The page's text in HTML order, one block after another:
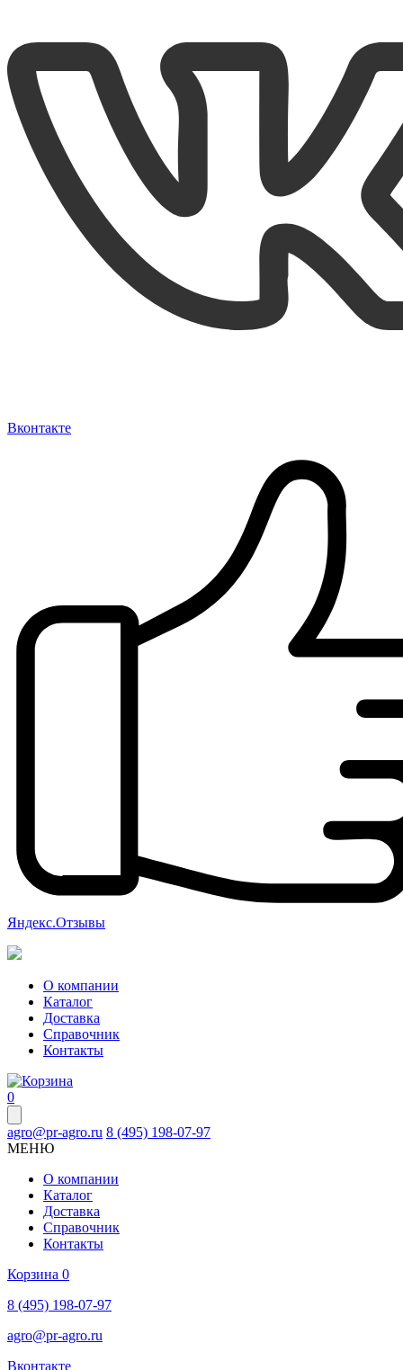
Вконтакте
Яндекс.Отзывы
О компании
Каталог
Доставка
Справочник
Контакты
0
agro@pr-agro.ru 8 (495) 198-07-97
МЕНЮ
О компании
Каталог
Доставка
Справочник
Контакты
Корзина 0
8 (495) 198-07-97
agro@pr-agro.ru
Вконтакте